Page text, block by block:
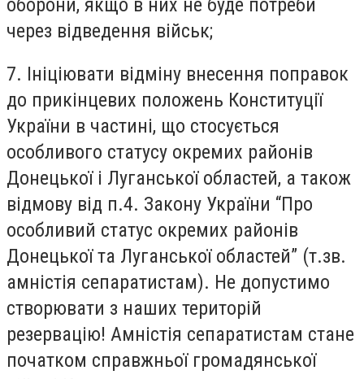
оборони, якщо в них не буде потреби
через відведення військ;
7. Ініціювати відміну внесення поправок
до прикінцевих положень Конституції
України в частині, що стосується
особливого статусу окремих районів
Донецької і Луганської областей, а також
відмову від п.4. Закону України “Про
особливий статус окремих районів
Донецької та Луганської областей” (т.зв.
амністія сепаратистам). Не допустимо
створювати з наших територій
резервацію! Амністія сепаратистам стане
початком справжньої громадянської